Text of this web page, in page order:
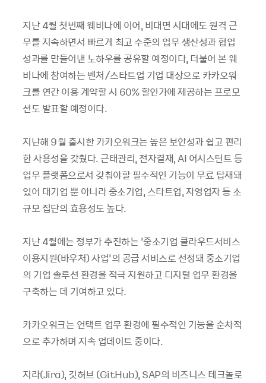
지난 4월 첫번째 웨비나에 이어, 비대면 시대에도 원격 근
무를 지속하면서 빠르게 최고 수준의 업무 생산성과 협업
성과를 만들어낸 노하우를 공유할 예정이다, 더불어 본 웨
비나에 참여하는 벤처/스타트업 기업 대상으로 카카오워
크를 연간 이용 계약할 시 60% 할인가에 제공하는 프로모
션도 발표할 예정이다.
지난해 9월 출시한 카카오워크는 높은 보안성과 쉽고 편리
한 사용성을 갖췄다. 근태관리, 전자결재, AI 어시스턴트 등
업무 플랫폼으로서 갖춰야할 필수적인 기능이 무료 탑재돼
있어 대기업 뿐 아니라 중소기업, 스타트업, 자영업자 등 소
규모 집단의 효용성도 높다.
지난 4월에는 정부가 추진하는 ‘중소기업 클라우드서비스
이용지원(바우처) 사업’의 공급 서비스로 선정돼 중소기업
의 기업 솔루션 환경을 적극 지원하고 디지털 업무 환경을
구축하는 데 기여하고 있다.
카카오워크는 언택트 업무 환경에 필수적인 기능을 순차적
으로 추가하며 지속 업데이트 중이다.
지라(Jira), 깃허브 (GitHub), SAP의 비즈니스 테크놀로